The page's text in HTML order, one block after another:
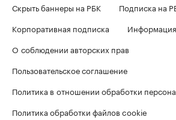
Скрыть баннеры на РБК
Подписка на
Корпоративная подписка
О соблюдении авторских прав
Пользовательское соглашение
Политика в отношении обработки
Политика обработки файлов cookie